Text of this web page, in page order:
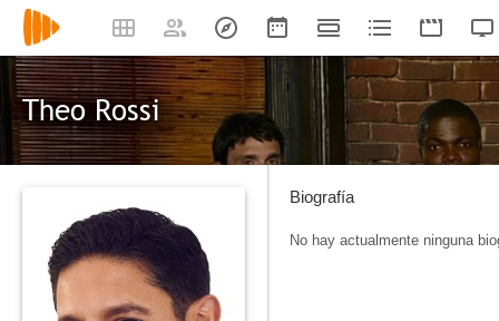
Theo Rossi
Biografía
No hay actualmente ninguna